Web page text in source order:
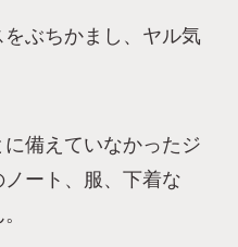
ぶちかまし、ヤル気
備えていなかったジ
ート、服、下着な